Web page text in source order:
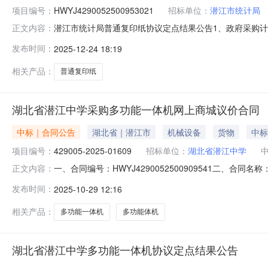
项目编号： HWYJ4290052500953021 招标单位： 潜江市统计局
正文内容： 潜江市统计局普通复印纸协议定点结果公告1、政府采
执行方式：议价11、成交内容：序号商品名称品目品牌
发布时间： 2025-12-24 18:19
相关产品：
普通复印纸
湖北省潜江中学采购多功能一体机网上商城议价合同
中标｜合同公告 湖北省｜潜江市 机械设备 货物
中
项目编号： 429005-2025-01609 招标单位： 湖北省潜江中学
正文内容： 一、合同编号：HWYJ4290052500909541二、合同名
13349714411六、合同主要信息主要标的名称：联想
发布时间： 2025-10-29 12:16
相关产品：
多功能一体机 多功能体机
湖北省潜江中学多功能一体机协议定点结果公告